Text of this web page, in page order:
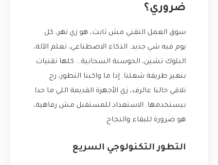
ضروري؟
سوق العمل التقني مش ثابت، هو زي نهر، كل
يوم فيه شي جديد. الذكاء الاصطناعي، تعلم الآلة،
البلوك تشين، الحوسبة السحابية… كلها تقنيات
بتغير طريقة شغلنا. إذا ما واكبنا التطور، رح
نلاقي حالنا عالرف، زي الأجهزة القديمة اللي ما حدا
بيستخدمها. الاستعداد للمستقبل مش رفاهية،
هو ضرورة للبقاء والنجاح.
التطور التكنولوجي السريع